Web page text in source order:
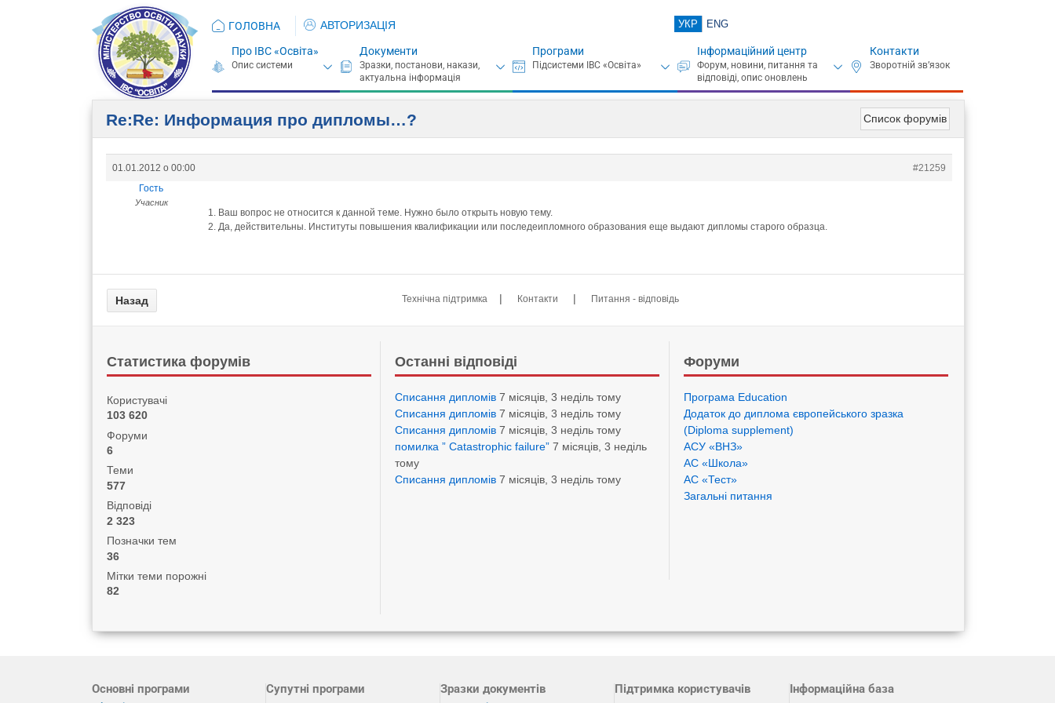
ГОЛОВНА АВТОРИЗАЦІЯ УКР ENG
Про ІВС «Освіта» Документи Програми Інформаційний центр Контакти
Список форумів
Re:Re: Информация про дипломы…?
01.01.2012 о 00:00
#21259
Гость
Учасник
1. Ваш вопрос не относится к данной теме. Нужно было открыть новую тему.
2. Да, действительны. Институты повышения квалификации или последеипломного образования еще выдают дипломы старого образца.
Технічна підтримка | Контакти | Питання - відповідь
Статистика форумів
Користувачі
103 620
Форуми
6
Теми
577
Відповіді
2 323
Позначки тем
36
Мітки теми порожні
82
Останні відповіді
Списання дипломів 7 місяців, 3 неділь тому
Списання дипломів 7 місяців, 3 неділь тому
Списання дипломів 7 місяців, 3 неділь тому
помилка ” Catastrophic failure” 7 місяців, 3 неділь
тому
Списання дипломів 7 місяців, 3 неділь тому
Форуми
Програма Eduсation
Додаток до диплома європейського зразка
(Diploma supplement)
АСУ «ВНЗ»
АС «Школа»
АС «Тест»
Загальні питання
Основні програми Супутні програми Зразки документів Підтримка користувачів Інформаційна база